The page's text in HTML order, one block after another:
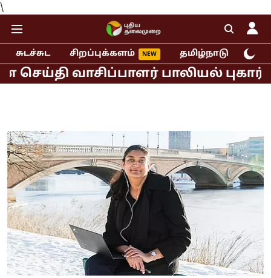
\
சுடச்சுட சிறப்புக்களம் தமிழ்நாடு
வாசிப்பாளர் பாலியல் புகார்!